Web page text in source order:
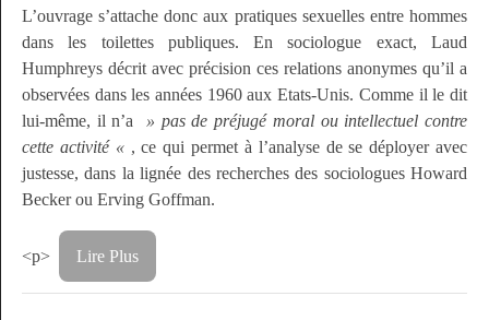
L’ouvrage s’attache donc aux pratiques sexuelles entre hommes
dans les toilettes publiques. En sociologue exact, Laud
Humphreys décrit avec précision ces relations anonymes qu’il a
observées dans les années 1960 aux Etats-Unis. Comme il le dit
lui-même, il n’a
» pas de préjugé moral ou intellectuel contre
cette activité « , ce qui permet à l’analyse de se déployer avec
justesse, dans la lignée des recherches des sociologues Howard
Becker ou Erving Goffman.
<p> Lire Plus